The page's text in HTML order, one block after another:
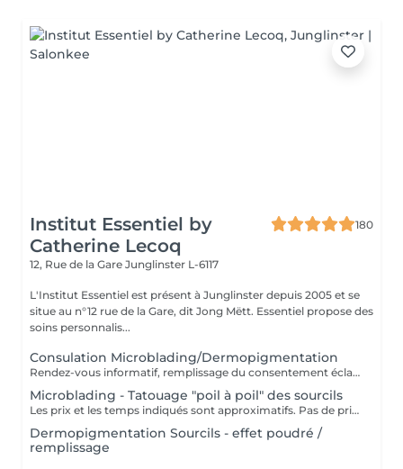
Institut Essentiel by
Catherine Lecoq
180
12, Rue de la Gare Junglinster L-6117
L'Institut Essentiel est présent à Junglinster depuis 2005 et se
situe au n°12 rue de la Gare, dit Jong Mëtt. Essentiel propose des
soins personnalis...
Consulation Microblading/Dermopigmentation
Rendez-vous informatif, remplissage du consentement éclairé pour la réalisation d'un acte de tatouage. Évaluation du tatouage à réaliser, choix de la technique la mieux adaptée. La consultation est considérée comme un acompte si prise de rendez-vous pour le tatouage endéans les 15 jours.
Microblading - Tatouage "poil à poil" des sourcils
Les prix et les temps indiqués sont approximatifs. Pas de prise de rendez-vous sans consultation préalable. Réservable en ligne ou par téléphone.
Dermopigmentation Sourcils - effet poudré /
remplissage